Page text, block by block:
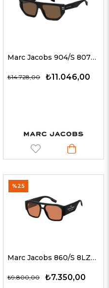
Marc Jacobs 904/S 80770 54 G Unisex Güneş Gözlükleri
₺11.046,00
₺14.728,00
Marc Jacobs 860/S 8LZW7 55 G Unisex Güneş Gözlükleri
₺7.350,00
₺9.800,00
%25